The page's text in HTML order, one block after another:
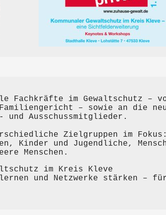
Fachkräfte im Gewaltschutz –
– sowie an die
und Ausschussmitglieder.
Zielgruppen im Fokus:
Kinder und Jugendliche,
Menschen.
im Kreis Kleve
und Netzwerke stärken –